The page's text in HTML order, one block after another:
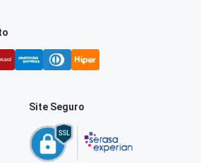
Site Seguro